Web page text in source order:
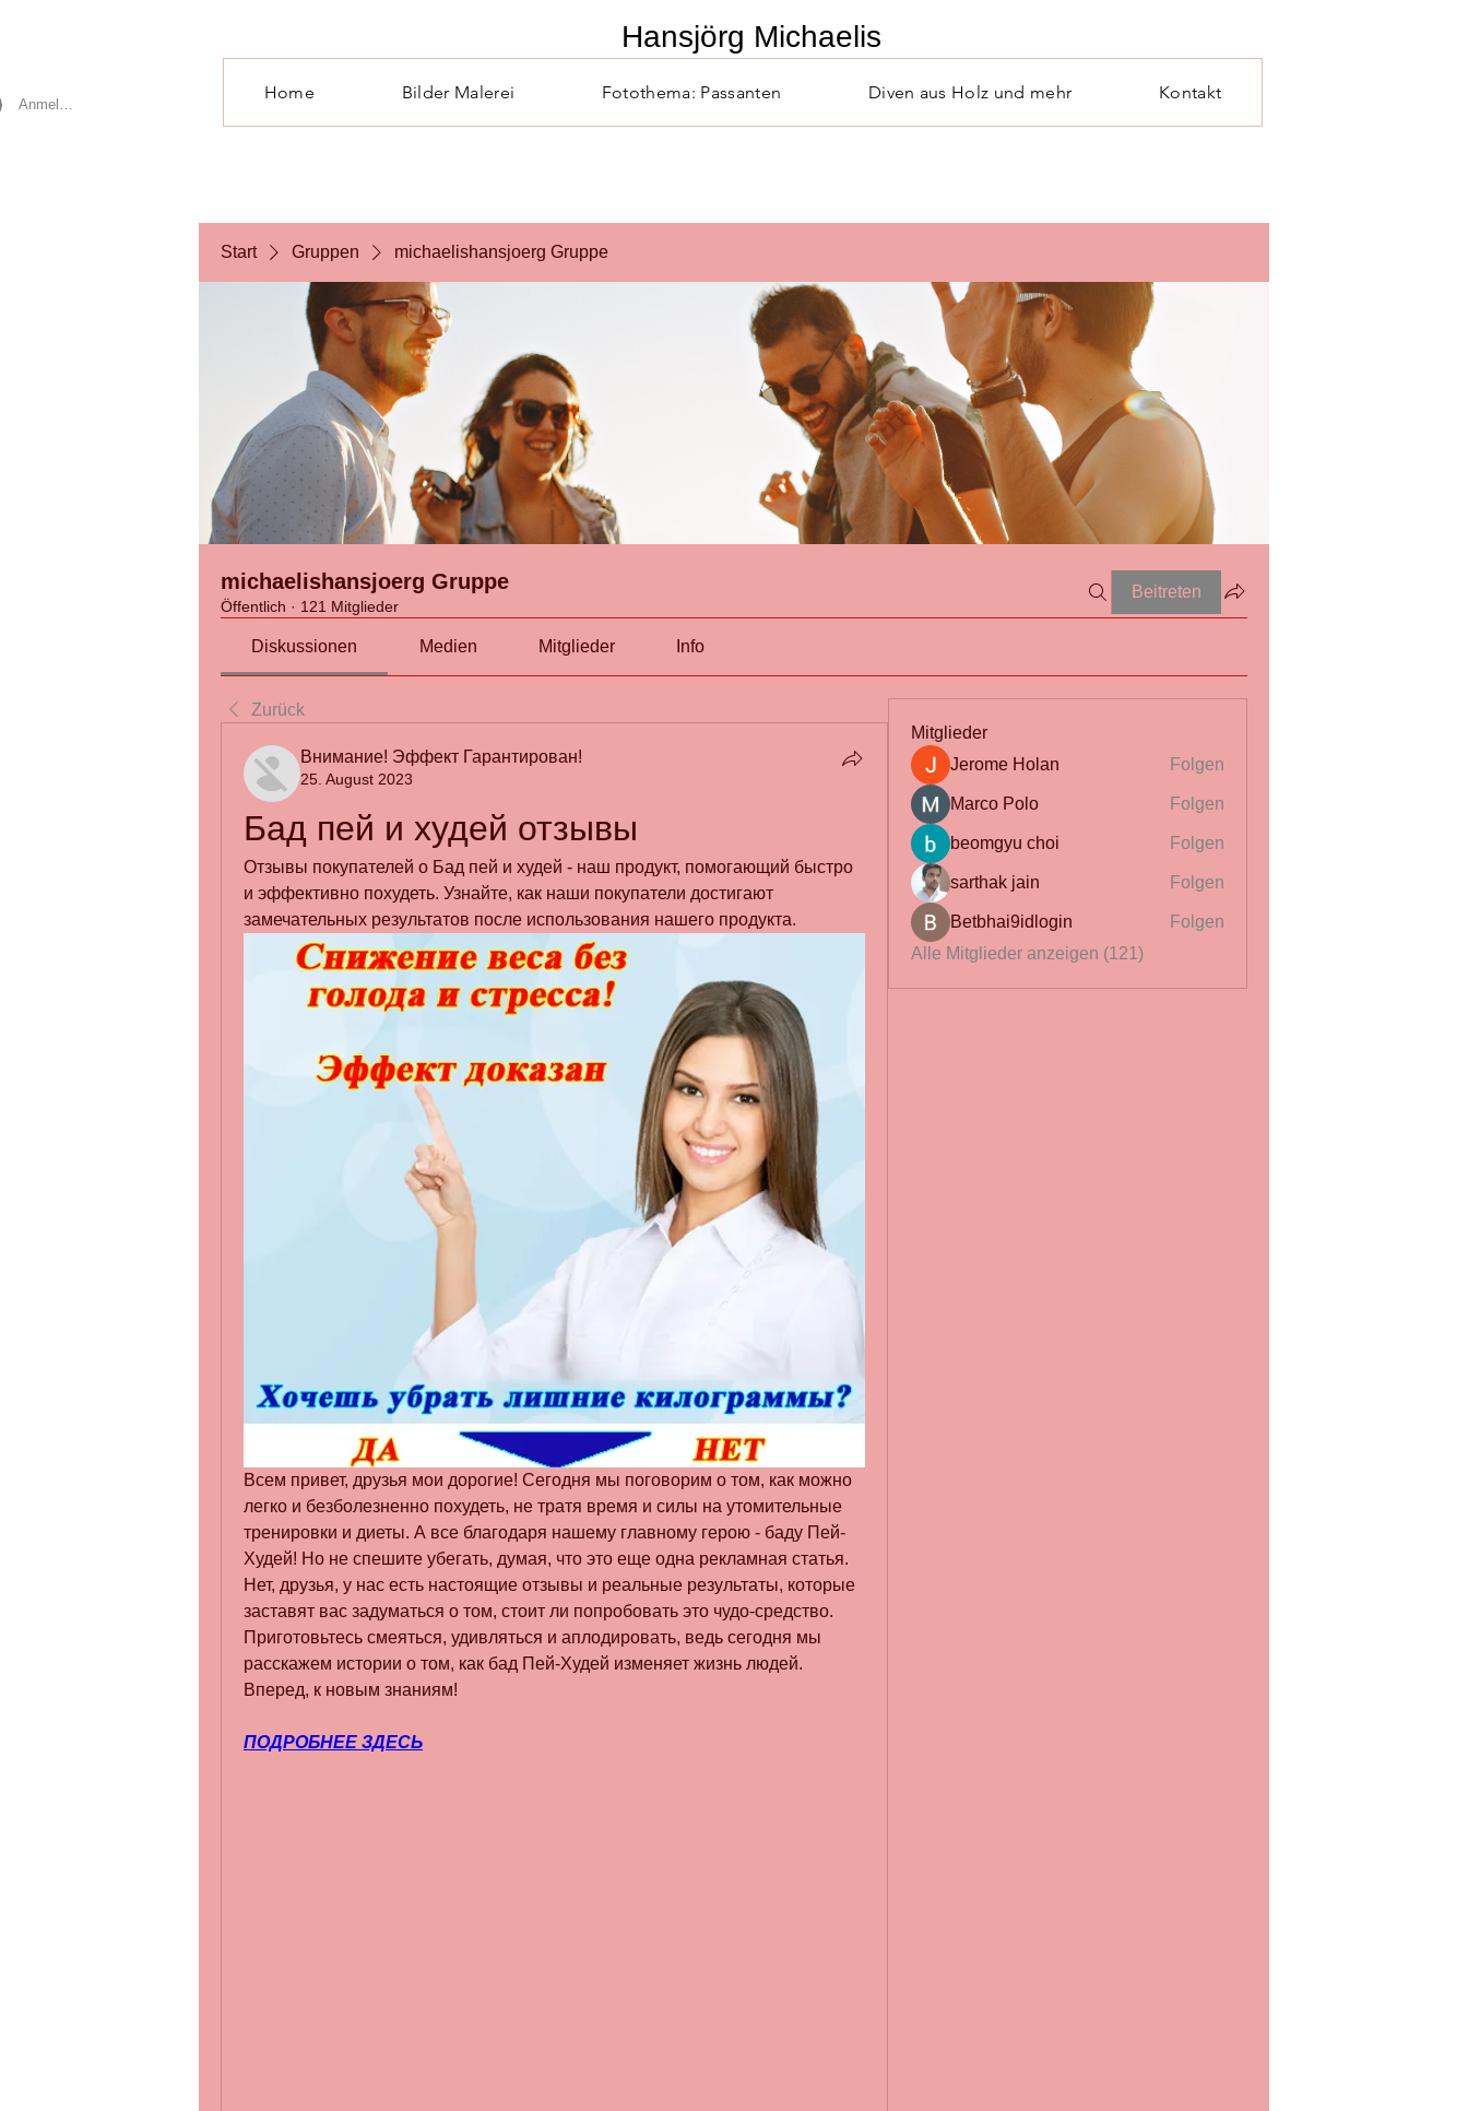
​Hansjörg Michaelis
Anmelden
Home Bilder Malerei Fotothema: Passanten Diven aus Holz und mehr Kontakt
Start Gruppen michaelishansjoerg Gruppe
michaelishansjoerg Gruppe
Öffentlich · 121 Mitglieder
Beitreten
Diskussionen Medien Mitglieder Info
Zurück
Внимание! Эффект Гарантирован!
25. August 2023
Бад пей и худей отзывы
Отзывы покупателей о Бад пей и худей - наш продукт, помогающий быстро
и эффективно похудеть. Узнайте, как наши покупатели достигают
замечательных результатов после использования нашего продукта.
Всем привет, друзья мои дорогие! Сегодня мы поговорим о том, как можно
легко и безболезненно похудеть, не тратя время и силы на утомительные
тренировки и диеты. А все благодаря нашему главному герою - баду Пей-
Худей! Но не спешите убегать, думая, что это еще одна рекламная статья.
Нет, друзья, у нас есть настоящие отзывы и реальные результаты, которые
заставят вас задуматься о том, стоит ли попробовать это чудо-средство.
Приготовьтесь смеяться, удивляться и аплодировать, ведь сегодня мы
расскажем истории о том, как бад Пей-Худей изменяет жизнь людей.
Вперед, к новым знаниям!
ПОДРОБНЕЕ ЗДЕСЬ
Mitglieder
Jerome Holan
Folgen
Marco Polo Folgen
beomgyu choi Folgen
sarthak jain Folgen
Betbhai9idlogin
Folgen
Alle Mitglieder anzeigen (121)